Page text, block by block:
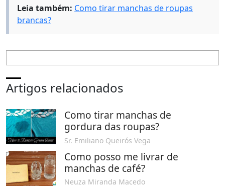
Leia também: Como tirar manchas de roupas
brancas?
Artigos relacionados
Como tirar manchas de
gordura das roupas?
Sr. Emiliano Queirós Vega
Como posso me livrar de
manchas de café?
Neuza Miranda Macedo